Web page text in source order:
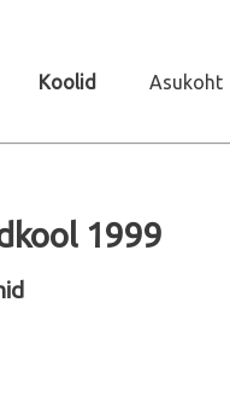
Koolid Asukoht
1999